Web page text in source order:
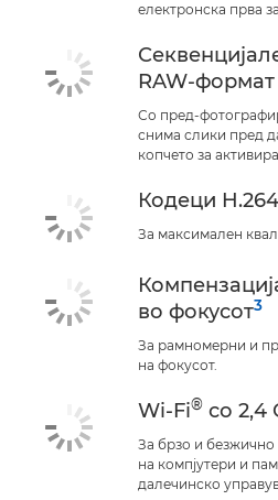
електронска прва
RAW-
Со пред-
снима слики пред
копчето за
Кодеци
За максимален
во фокусот3
За рамномерни и
на фокусот.
Wi-Fi® со 2,4
За брзо и
на компјутери и
далечинско